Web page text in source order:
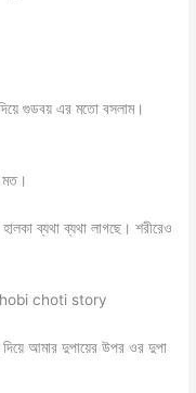
দিয়ে গুডবয় এর মতো বসলাম।
মত।
ব্যথা ব্যথা লাগছে। শরীরেও
choti story
আমার দুপায়ের উপর ওর দুপা